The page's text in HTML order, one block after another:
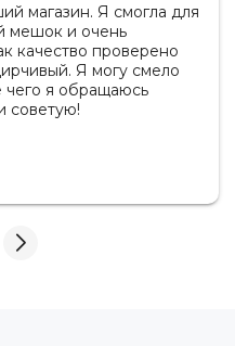
магазин. Я смогла для
мешок и очень
качество проверено
Я могу смело
чего я обращаюсь
советую!